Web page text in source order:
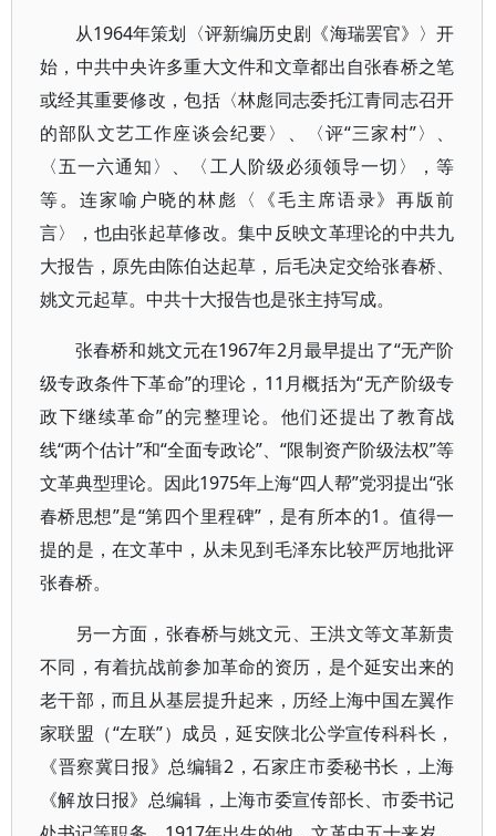
从1964年策划〈评新编历史剧《海瑞罢官》〉开
始，中共中央许多重大文件和文章都出自张春桥之笔
或经其重要修改，包括〈林彪同志委托江青同志召开
的部队文艺工作座谈会纪要〉、〈评“三家村”〉、
〈五一六通知〉、〈工人阶级必须领导一切〉，等
等。连家喻户晓的林彪〈《毛主席语录》再版前
言〉，也由张起草修改。集中反映文革理论的中共九
大报告，原先由陈伯达起草，后毛决定交给张春桥、
姚文元起草。中共十大报告也是张主持写成。
张春桥和姚文元在1967年2月最早提出了“无产阶
级专政条件下革命”的理论，11月概括为“无产阶级专
政下继续革命”的完整理论。他们还提出了教育战
线“两个估计”和“全面专政论”、“限制资产阶级法权”等
文革典型理论。因此1975年上海“四人帮”党羽提出“张
春桥思想”是“第四个里程碑”，是有所本的1。值得一
提的是，在文革中，从未见到毛泽东比较严厉地批评
张春桥。
另一方面，张春桥与姚文元、王洪文等文革新贵
不同，有着抗战前参加革命的资历，是个延安出来的
老干部，而且从基层提升起来，历经上海中国左翼作
家联盟（“左联”）成员，延安陕北公学宣传科科长，
《晋察冀日报》总编辑2，石家庄市委秘书长，上海
《解放日报》总编辑，上海市委宣传部长、市委书记